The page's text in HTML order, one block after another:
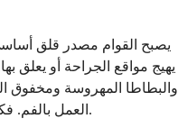
يصبح القوام مصدر قلق
يهيج مواقع الجراحة أو يعلق
والبطاطا المهروسة ومخفوق
العمل بالفم. فكر في شعور الطعام، وليس فقط طعمه.